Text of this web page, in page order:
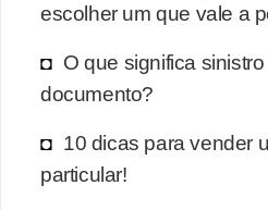
escolher um que vale a
O que significa
documento?
10 dicas para vender
particular!